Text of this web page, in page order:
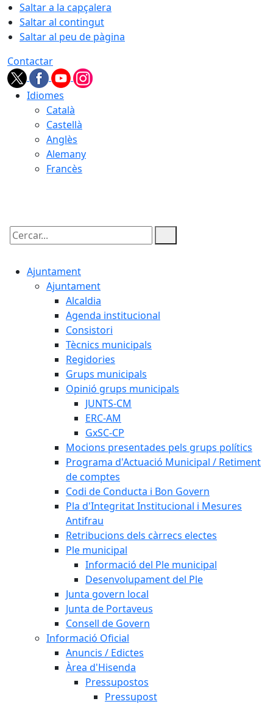
Saltar a la capçalera
Saltar al contingut
Saltar al peu de pàgina
Contactar
Idiomes
Català
Castellà
Anglès
Alemany
Francès
Cercar:
Ajuntament
Ajuntament
Alcaldia
Agenda institucional
Consistori
Tècnics municipals
Regidories
Grups municipals
Opinió grups municipals
JUNTS-CM
ERC-AM
GxSC-CP
Mocions presentades pels grups polítics
Programa d'Actuació Municipal / Retiment
de comptes
Codi de Conducta i Bon Govern
Pla d'Integritat Institucional i Mesures
Antifrau
Retribucions dels càrrecs electes
Ple municipal
Informació del Ple municipal
Desenvolupament del Ple
Junta govern local
Junta de Portaveus
Consell de Govern
Informació Oficial
Anuncis / Edictes
Àrea d'Hisenda
Pressupostos
Pressupost